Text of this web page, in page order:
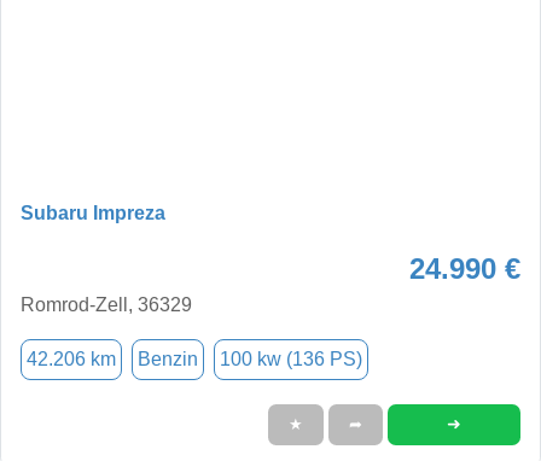
Subaru Impreza
24.990 €
Romrod-Zell, 36329
42.206 km Benzin 100 kw (136 PS)
★ ➦ ➜